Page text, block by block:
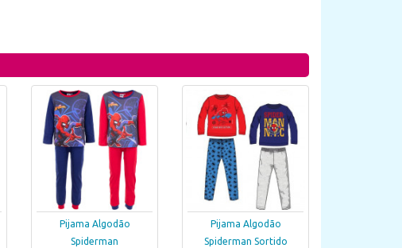
Pijama Algodão
Spiderman
Pijama Algodão
Spiderman Sortido